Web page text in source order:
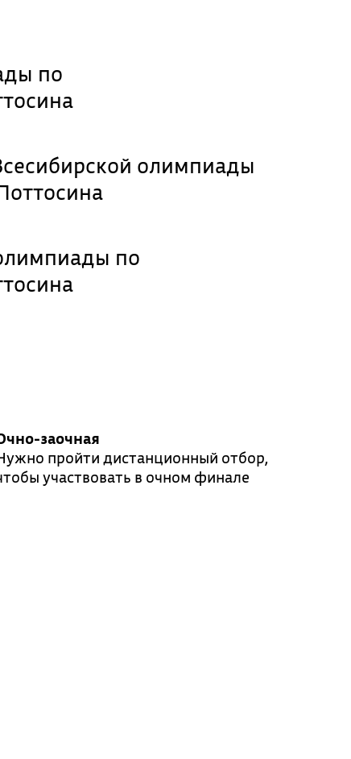
по
олимпиады
по
заочная
пройти дистанционный отбор,
участвовать в очном финале